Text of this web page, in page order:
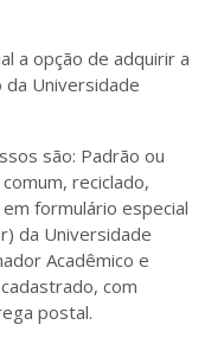
a opção de adquirir a
Universidade
são: Padrão ou
reciclado,
formulário especial
da Universidade
Acadêmico e
com
postal.